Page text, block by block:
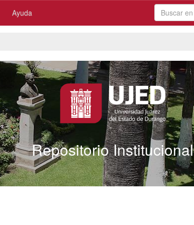
Ayuda
Repositorio Institucional